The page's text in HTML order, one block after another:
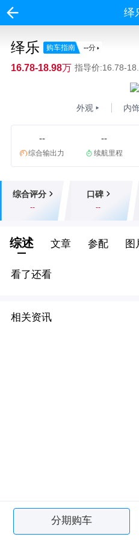
绎
绎乐 购车指南 --分
16.78-18.98万 指导价:16.78-
外观 内
--
综合输出力
--
续航里程
综合评分
--
口碑
--
综述 文章 参配 图
看了还看
相关资讯
分期购车